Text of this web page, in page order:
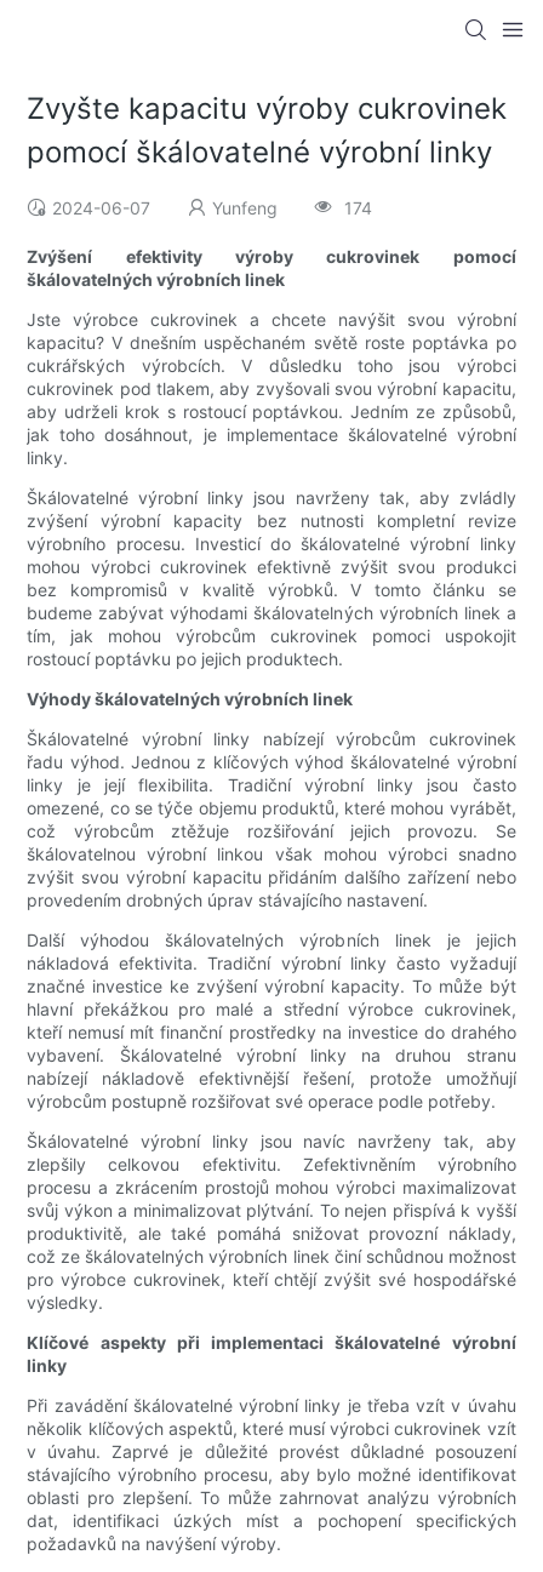
Zvyšte kapacitu výroby cukrovinek
pomocí škálovatelné výrobní linky
2024-06-07 Yunfeng 174
Zvýšení efektivity výroby cukrovinek pomocí
škálovatelných výrobních linek
Jste výrobce cukrovinek a chcete navýšit svou výrobní
kapacitu? V dnešním uspěchaném světě roste poptávka po
cukrářských výrobcích. V důsledku toho jsou výrobci
cukrovinek pod tlakem, aby zvyšovali svou výrobní kapacitu,
aby udrželi krok s rostoucí poptávkou. Jedním ze způsobů,
jak toho dosáhnout, je implementace škálovatelné výrobní
linky.
Škálovatelné výrobní linky jsou navrženy tak, aby zvládly
zvýšení výrobní kapacity bez nutnosti kompletní revize
výrobního procesu. Investicí do škálovatelné výrobní linky
mohou výrobci cukrovinek efektivně zvýšit svou produkci
bez kompromisů v kvalitě výrobků. V tomto článku se
budeme zabývat výhodami škálovatelných výrobních linek a
tím, jak mohou výrobcům cukrovinek pomoci uspokojit
rostoucí poptávku po jejich produktech.
Výhody škálovatelných výrobních linek
Škálovatelné výrobní linky nabízejí výrobcům cukrovinek
řadu výhod. Jednou z klíčových výhod škálovatelné výrobní
linky je její flexibilita. Tradiční výrobní linky jsou často
omezené, co se týče objemu produktů, které mohou vyrábět,
což výrobcům ztěžuje rozšiřování jejich provozu. Se
škálovatelnou výrobní linkou však mohou výrobci snadno
zvýšit svou výrobní kapacitu přidáním dalšího zařízení nebo
provedením drobných úprav stávajícího nastavení.
Další výhodou škálovatelných výrobních linek je jejich
nákladová efektivita. Tradiční výrobní linky často vyžadují
značné investice ke zvýšení výrobní kapacity. To může být
hlavní překážkou pro malé a střední výrobce cukrovinek,
kteří nemusí mít finanční prostředky na investice do drahého
vybavení. Škálovatelné výrobní linky na druhou stranu
nabízejí nákladově efektivnější řešení, protože umožňují
výrobcům postupně rozšiřovat své operace podle potřeby.
Škálovatelné výrobní linky jsou navíc navrženy tak, aby
zlepšily celkovou efektivitu. Zefektivněním výrobního
procesu a zkrácením prostojů mohou výrobci maximalizovat
svůj výkon a minimalizovat plýtvání. To nejen přispívá k vyšší
produktivitě, ale také pomáhá snižovat provozní náklady,
což ze škálovatelných výrobních linek činí schůdnou možnost
pro výrobce cukrovinek, kteří chtějí zvýšit své hospodářské
výsledky.
Klíčové aspekty při implementaci škálovatelné výrobní
linky
Při zavádění škálovatelné výrobní linky je třeba vzít v úvahu
několik klíčových aspektů, které musí výrobci cukrovinek vzít
v úvahu. Zaprvé je důležité provést důkladné posouzení
stávajícího výrobního procesu, aby bylo možné identifikovat
oblasti pro zlepšení. To může zahrnovat analýzu výrobních
dat, identifikaci úzkých míst a pochopení specifických
požadavků na navýšení výroby.